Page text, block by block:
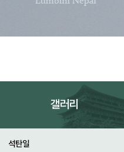
갤러리
석탄일